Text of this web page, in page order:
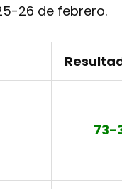
26 de febrero.
73-